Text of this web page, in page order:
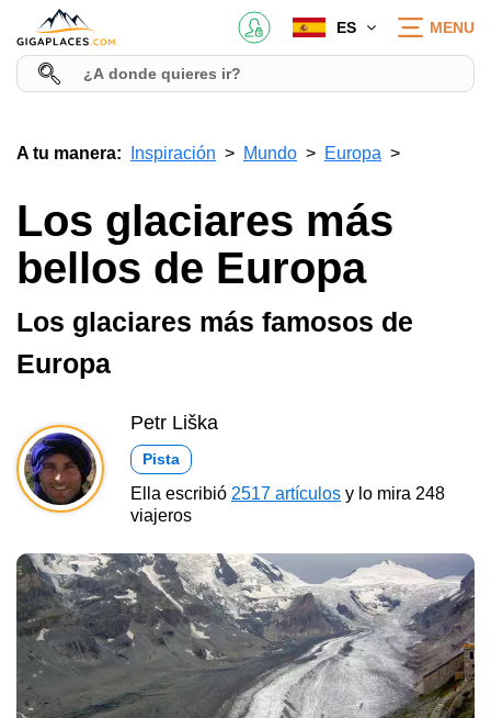
ES MENU
A tu manera: Inspiración Mundo Europa
Los glaciares más
bellos de Europa
Los glaciares más famosos de
Europa
Petr Liška
Pista
Ella escribió 2517 artículos y lo mira 248
viajeros